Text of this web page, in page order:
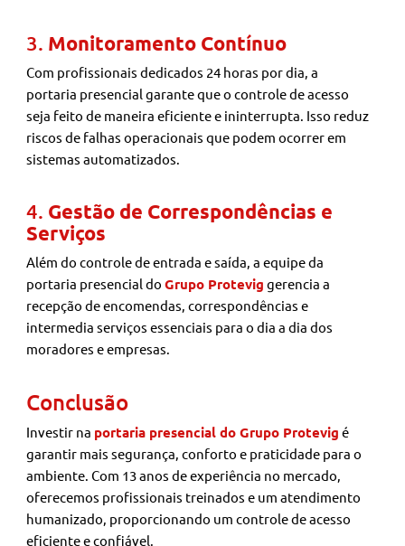
3. Monitoramento Contínuo
Com profissionais dedicados 24 horas por dia, a
portaria presencial garante que o controle de acesso
seja feito de maneira eficiente e ininterrupta. Isso reduz
riscos de falhas operacionais que podem ocorrer em
sistemas automatizados.
4. Gestão de Correspondências e
Serviços
Além do controle de entrada e saída, a equipe da
portaria presencial doGrupo Protevig gerencia a
recepção de encomendas, correspondências e
intermedia serviços essenciais para o dia a dia dos
moradores e empresas.
Conclusão
Investir na portaria presencial do Grupo Protevig é
garantir mais segurança, conforto e praticidade para o
ambiente. Com 13 anos de experiência no mercado,
oferecemos profissionais treinados e um atendimento
humanizado, proporcionando um controle de acesso
eficiente e confiável.